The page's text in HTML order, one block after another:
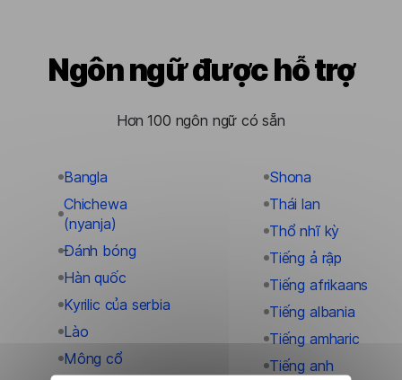
Ngôn ngữ được hỗ trợ
Hơn 100 ngôn ngữ có sẵn
Bangla
Chichewa
(nyanja)
Đánh bóng
Hàn quốc
Kyrilic của serbia
Lào
Mông cổ
Shona
Thái lan
Thổ nhĩ kỳ
Tiếng ả rập
Tiếng afrikaans
Tiếng albania
Tiếng amharic
Tiếng anh